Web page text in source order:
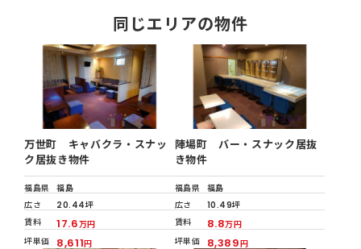
同じエリアの物件
万世町 キャバクラ・スナッ
ク居抜き物件
福島県
福島
広さ
20.44坪
賃料
17.6万円
坪単価
8,611円
陣場町 バー・スナック居抜
き物件
福島県
福島
広さ
10.49坪
賃料
8.8万円
坪単価
8,389円